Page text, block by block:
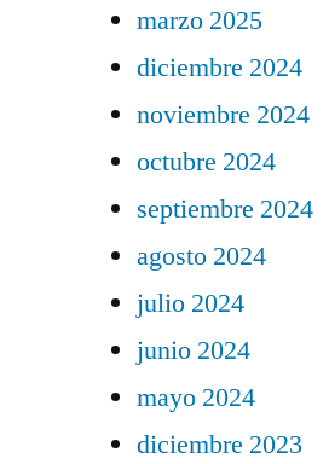
marzo 2025
diciembre 2024
noviembre 2024
octubre 2024
septiembre 2024
agosto 2024
julio 2024
junio 2024
mayo 2024
diciembre 2023